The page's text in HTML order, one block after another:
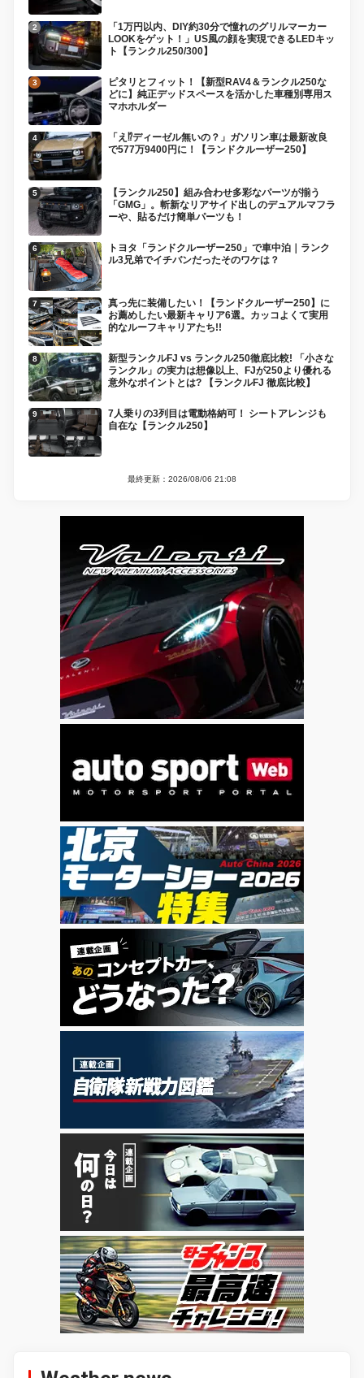
「1万円以内、DIY約30分で憧れのグリルマーカー
LOOKをゲット！」US風の顔を実現できるLEDキッ
ト【ランクル250/300】
ピタリとフィット！【新型RAV4＆ランクル250な
どに】純正デッドスペースを活かした車種別専用ス
マホホルダー
「え⁉︎ディーゼル無いの？」ガソリン車は最新改良
で577万9400円に！【ランドクルーザー250】
【ランクル250】組み合わせ多彩なパーツが揃う
「GMG」。斬新なリアサイド出しのデュアルマフラ
ーや、貼るだけ簡単パーツも！
トヨタ「ランドクルーザー250」で車中泊｜ランク
ル3兄弟でイチバンだったそのワケは？
真っ先に装備したい！【ランドクルーザー250】に
お薦めしたい最新キャリア6選。カッコよくて実用
的なルーフキャリアたち!!
新型ランクルFJ vs ランクル250徹底比較! 「小さな
ランクル」の実力は想像以上、FJが250より優れる
意外なポイントとは? 【ランクルFJ 徹底比較】
7人乗りの3列目は電動格納可！ シートアレンジも
自在な【ランクル250】
最終更新：2026/08/06 21:08